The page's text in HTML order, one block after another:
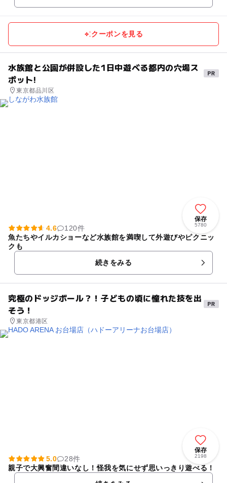
クーポンを見る
水族館と公園が併設した1日中遊べる都内の穴場ス
ポット!
東京都品川区
保存
5780
4.6
120件
魚たちやイルカショーなど水族館を満喫して外遊びやピクニッ
クも
続きをみる
究極のドッジボール？！子どもの頃に憧れた技を出
そう！
東京都港区
保存
2198
5.0
28件
親子で大興奮間違いなし！怪我を気にせず思いっきり遊べる！